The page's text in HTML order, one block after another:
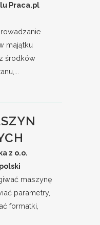
Praca.pl
majątku
środków
z o.o.
maszynę
parametry,
formatki,